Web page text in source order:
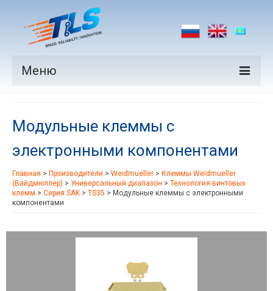
Меню
Производители
Рынки
Новости
Контакты
Модульные клеммы с
электронными компонентами
Главная > Производители > Weidmueller > Клеммы Weidmueller
(Вайдмюллер) > Универсальный диапазон > Технология винтовых
клемм > Серия SAK > TS35 > Модульные клеммы с электронными
компонентами